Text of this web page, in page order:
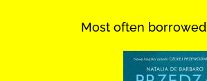
Most often borrowed